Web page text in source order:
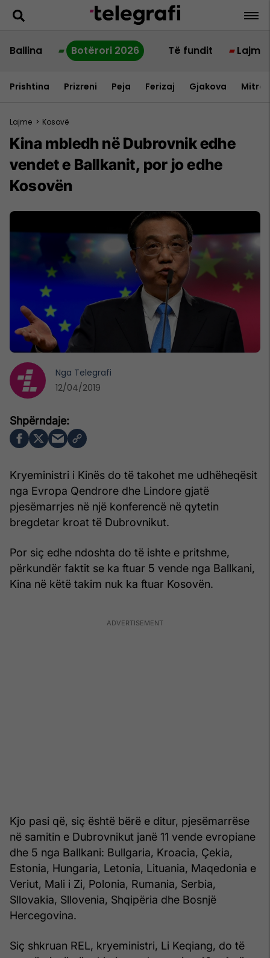
Ballina Botërori 2026 Të fundit Lajme
Prishtina Prizreni Peja Ferizaj Gjakova
Lajme > Kosovë
Kina mbledh në Dubrovnik edhe
vendet e Ballkanit, por jo edhe
Kosovën
Kryeministri i Kinës do të takohet me udhëheqësit
nga Evropa Qendrore dhe Lindore gjatë
pjesëmarrjes në një konferencë në qytetin
bregdetar kroat të Dubrovnikut.
Por siç edhe ndoshta do të ishte e pritshme,
përkundër faktit se ka ftuar 5 vende nga Ballkani,
Kina në këtë takim nuk ka ftuar Kosovën.
Kjo pasi që, siç është bërë e ditur, pjesëmarrëse
në samitin e Dubrovnikut janë 11 vende evropiane
dhe 5 nga Ballkani: Bullgaria, Kroacia, Çekia,
Estonia, Hungaria, Letonia, Lituania, Maqedonia e
Veriut, Mali i Zi, Polonia, Rumania, Serbia,
Sllovakia, Sllovenia, Shqipëria dhe Bosnjë
Hercegovina.
Siç shkruan REL, kryeministri, Li Keqiang, do të
Nga Telegrafi
12/04/2019